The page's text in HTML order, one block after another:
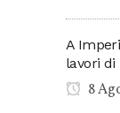
A
lavori di
8